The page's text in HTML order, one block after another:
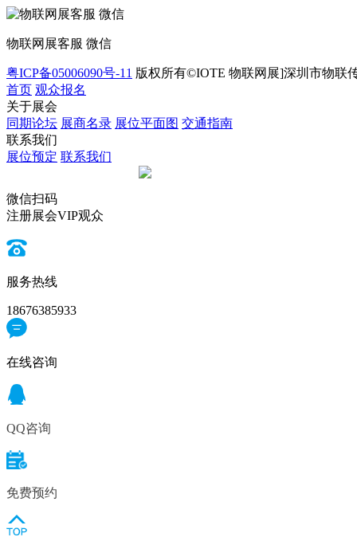
物联网展客服 微信
粤ICP备05006090号-11 版权所有©IOTE 物联网展]深圳市物联
首页 观众报名
关于展会
同期论坛 展商名录 展位平面图 交通指南
联系我们
展位预定 联系我们
微信扫码
注册展会VIP观众
服务热线
18676385933
在线咨询
QQ咨询
免费预约